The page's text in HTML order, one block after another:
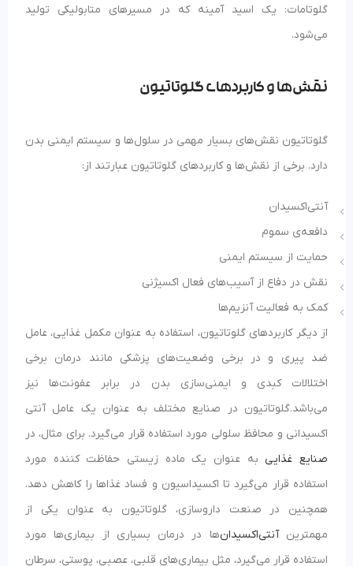
گلوتامات: یک اسید آمینه که در مسیرهای متابولیکی تولید
می‌شود.
نقش‌ها و کاربردهای گلوتاتیون
گلوتاتیون نقش‌های بسیار مهمی در سلول‌ها و سیستم ایمنی بدن
دارد. برخی از نقش‌ها و کاربردهای گلوتاتیون عبارتند از:
آنتی‌اکسیدان
دافعه‌ی سموم
حمایت از سیستم ایمنی
نقش در دفاع از آسیب‌های فعال اکسیژنی
کمک به فعالیت آنزیم‌ها
از دیگر کاربردهای گلوتاتیون، استفاده به عنوان مکمل غذایی، عامل
ضد پیری و در برخی وضعیت‌های پزشکی مانند درمان برخی
اختلالات کبدی و ایمنی‌سازی بدن در برابر عفونت‌ها نیز
می‌باشد.گلوتاتیون در صنایع مختلف به عنوان یک عامل آنتی
اکسیدانی و محافظ سلولی مورد استفاده قرار می‌گیرد. برای مثال، در
صنایع غذایی به عنوان یک ماده زیستی حفاظت کننده مورد
استفاده قرار می‌گیرد تا اکسیداسیون و فساد غذاها را کاهش دهد.
همچنین در صنعت داروسازی، گلوتاتیون به عنوان یکی از
مهمترینآنتی‌اکسیدان‌ها در درمان بسیاری از بیماری‌ها مورد
استفاده قرار می‌گیرد، مثل بیماری‌های قلبی، عصبی، پوستی، سرطان